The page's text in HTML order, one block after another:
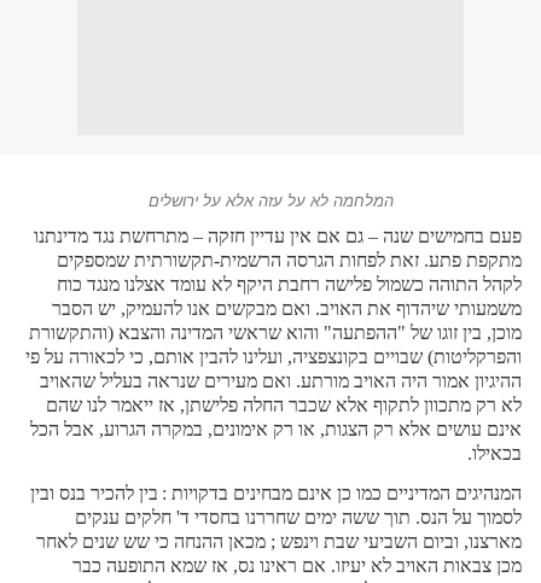
המלחמה לא על עזה אלא על ירושלים
פעם בחמישים שנה – גם אם אין עדיין חזקה – מתרחשת נגד מדינתנו
מתקפת פתע. זאת לפחות הגרסה הרשמית-תקשורתית שמספקים
לקהל התוהה כשמול פלישה רחבת היקף לא עומד אצלנו מנגד כוח
משמעותי שיהדוף את האויב. ואם מבקשים אנו להעמיק, יש הסבר
מוכן, בין זוגו של "ההפתעה" והוא שראשי המדינה והצבא (והתקשורת
והפרקליטות) שבויים בקונצפציה, ועלינו להבין אותם, כי לכאורה על פי
ההיגיון אמור היה האויב מורתע. ואם מעירים שנראה בעליל שהאויב
לא רק מתכוון לתקוף אלא שכבר החלה פלישתן, אז ייאמר לנו שהם
אינם עושים אלא רק הצגות, או רק אימונים, במקרה הגרוע, אבל הכל
בכאילו.
המנהיגים המדיניים כמו כן אינם מבחינים בדקויות : בין להכיר בנס ובין
לסמוך על הנס. תוך ששה ימים שחררנו בחסדי ד' חלקים ענקים
מארצנו, וביום השביעי שבת וינפש ; מכאן ההנחה כי שש שנים לאחר
מכן צבאות האויב לא יעיזו. אם ראינו נס, אז שמא התופעה כבר